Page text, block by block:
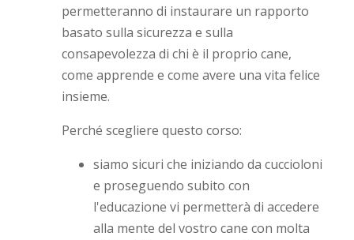
permetteranno di instaurare un rapporto
basato sulla sicurezza e sulla
consapevolezza di chi è il proprio cane,
come apprende e come avere una vita felice
insieme.
Perché scegliere questo corso:
siamo sicuri che iniziando da cuccioloni
e proseguendo subito con
l'educazione vi permetterà di accedere
alla mente del vostro cane con molta